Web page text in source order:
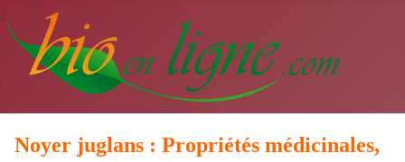
Noyer juglans : Propriétés médicinales,